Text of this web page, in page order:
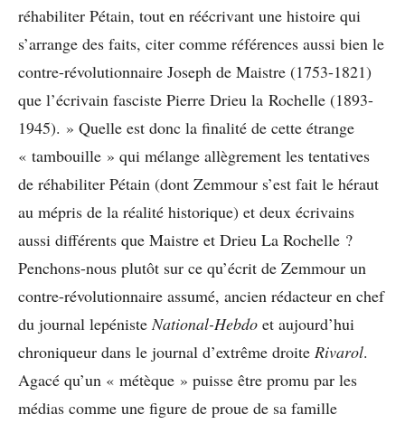
réhabiliter Pétain, tout en réécrivant une histoire qui
s’arrange des faits, citer comme références aussi bien le
contre-révolutionnaire Joseph de Maistre (1753-1821)
que l’écrivain fasciste Pierre Drieu la Rochelle (1893-
1945). » Quelle est donc la finalité de cette étrange
« tambouille » qui mélange allègrement les tentatives
de réhabiliter Pétain (dont Zemmour s’est fait le héraut
au mépris de la réalité historique) et deux écrivains
aussi différents que Maistre et Drieu La Rochelle ?
Penchons-nous plutôt sur ce qu’écrit de Zemmour un
contre-révolutionnaire assumé, ancien rédacteur en chef
du journal lepénisteNational-Hebdo et aujourd’hui
chroniqueur dans le journal d’extrême droite Rivarol.
Agacé qu’un « métèque » puisse être promu par les
médias comme une figure de proue de sa famille